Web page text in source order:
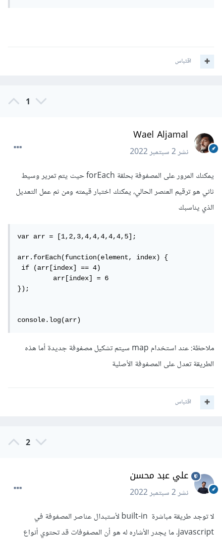
اقتباس
1
Wael Aljamal
نشر2 سبتمبر 2022
يمكنك المرور على المصفوفة بحلقة forEach حيث يتم تمرير وسيط
ثاني هو ترقيم العنصر الحالي، يمكنك اختبار قيمته ومن ثم عمل التعديل
الذي يناسبك
var arr = [1,2,3,4,4,4,4,4,5];
arr.forEach(function(element, index) {
if (arr[index] == 4)
arr[index] = 6
});
console.log(arr)
ملاحظة: عند استخدام map سيتم تشكيل مصفوفة جديدة أما هذه
الطريقة تعدل على المصفوفة الأصلية
اقتباس
2
علي عبد محسن
نشر2 سبتمبر 2022
لا توجد طريقة مباشرة built-in لأستبدال عناصر المصفوفة في
javascript. ما يجدر الأشاره له هو أن المصفوفات قد تحتوي أنواع